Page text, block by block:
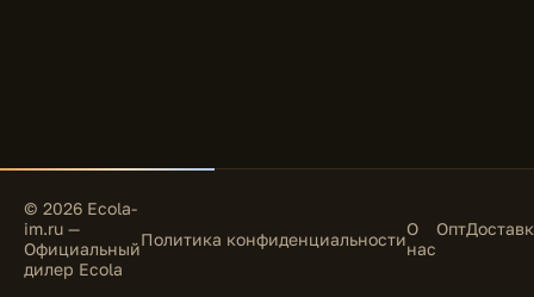
© 2026 Ecola-
im.ru —
Официальный
дилер Ecola
Политика конфиденциальностиО
нас
Опт